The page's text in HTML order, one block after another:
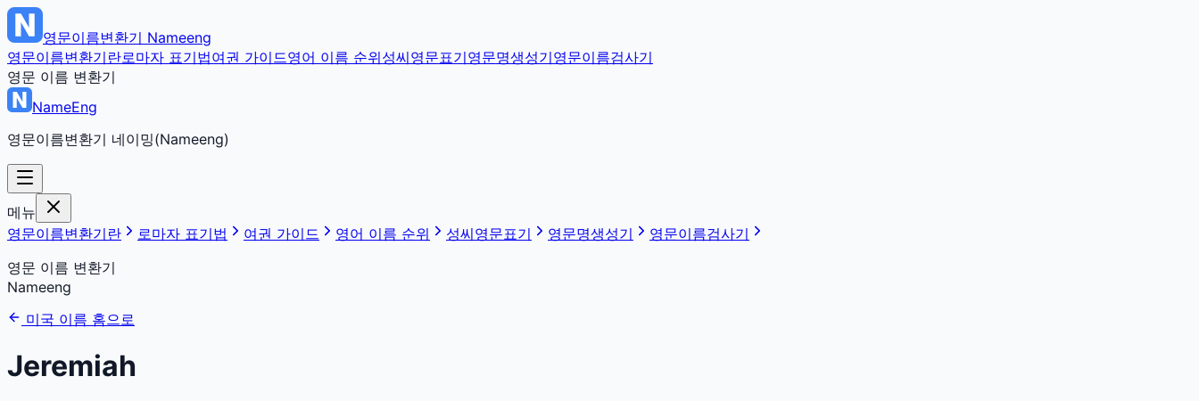
영문이름변환기 Nameeng
영문이름변환기란로마자 표기법여권 가이드영어 이름 순위성씨영문표기영문명생성기영문이름검사기
영문 이름 변환기
NameEng
영문이름변환기 네이밍(Nameeng)
메뉴
영문이름변환기란
로마자 표기법 여권 가이드 영어 이름 순위 성씨영문표기 영문명생성기
영문이름검사기
영문 이름 변환기
Nameeng
미국 이름 홈으로
Jeremiah